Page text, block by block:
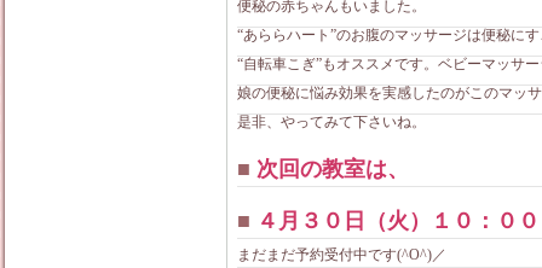
便秘の赤ちゃんもいました。
“あららハート”のお腹のマッサージは便秘に
“自転車こぎ”もオススメです。ベビーマッサ
娘の便秘に悩み効果を実感したのがこのマッ
是非、やってみて下さいね。
■ 次回の教室は、
■ ４月３０日（火）１０：０
まだまだ予約受付中です(^O^)／